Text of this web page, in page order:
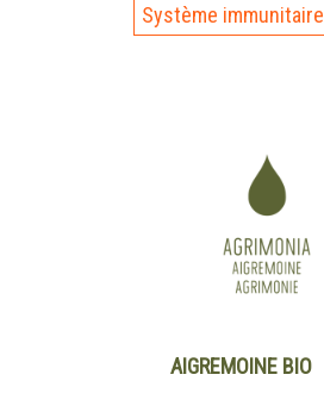
Système immunitaire
AIGREMOINE BIO